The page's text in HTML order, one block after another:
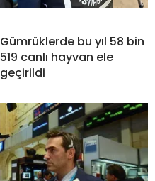
Gümrüklerde bu yıl 58 bin
519 canlı hayvan ele
geçirildi